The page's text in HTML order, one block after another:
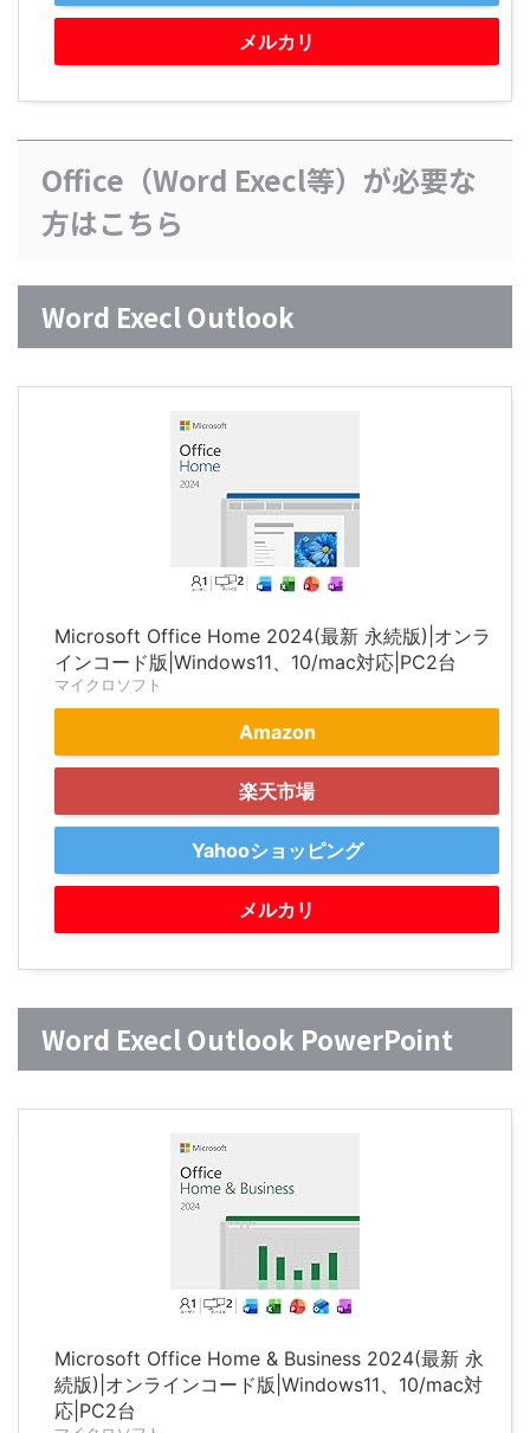
メルカリ
Office（Word Execl等）が必要な
方はこちら
Word Execl Outlook
Microsoft Office Home 2024(最新 永続版)|オンラ
インコード版|Windows11、10/mac対応|PC2台
マイクロソフト
Amazon
楽天市場
Yahooショッピング
メルカリ
Word Execl Outlook PowerPoint
Microsoft Office Home & Business 2024(最新 永
続版)|オンラインコード版|Windows11、10/mac対
応|PC2台